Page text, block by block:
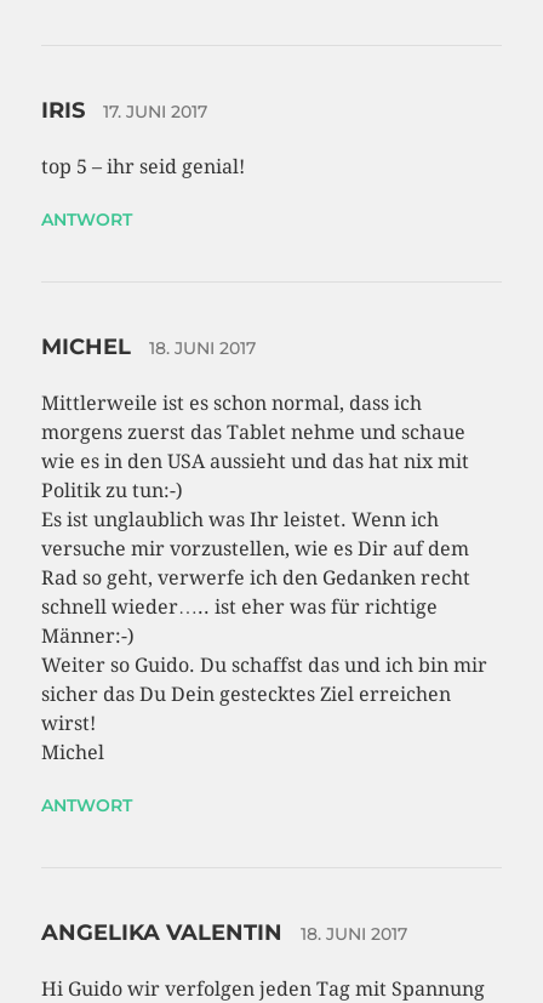
IRIS 17. JUNI 2017
top 5 – ihr seid genial!
ANTWORT
MICHEL 18. JUNI 2017
Mittlerweile ist es schon normal, dass ich
morgens zuerst das Tablet nehme und schaue
wie es in den USA aussieht und das hat nix mit
Politik zu tun:-)
Es ist unglaublich was Ihr leistet. Wenn ich
versuche mir vorzustellen, wie es Dir auf dem
Rad so geht, verwerfe ich den Gedanken recht
schnell wieder….. ist eher was für richtige
Männer:-)
Weiter so Guido. Du schaffst das und ich bin mir
sicher das Du Dein gestecktes Ziel erreichen
wirst!
Michel
ANTWORT
ANGELIKA VALENTIN 18. JUNI 2017
Hi Guido wir verfolgen jeden Tag mit Spannung